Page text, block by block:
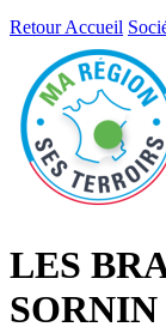
RetourAccueil
LES
SORNIN